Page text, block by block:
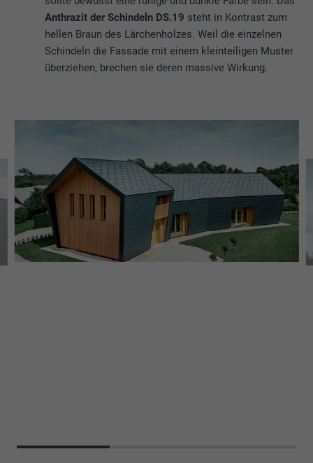
Anthrazit der Schindeln DS.19 steht in Kontrast zum
hellen Braun des Lärchenholzes. Weil die einzelnen
Schindeln die Fassade mit einem kleinteiligen Muster
überziehen, brechen sie deren massive Wirkung.